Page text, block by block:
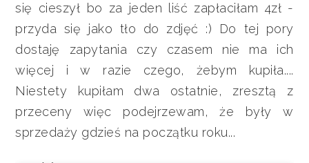
się cieszył bo za jeden liść zapłaciłam 4zł -
przyda się jako tło do zdjęć :) Do tej pory
dostaję zapytania czy czasem nie ma ich
więcej i w razie czego, żebym kupiła....
Niestety kupiłam dwa ostatnie, zresztą z
przeceny więc podejrzewam, że były w
sprzedaży gdzieś na początku roku...